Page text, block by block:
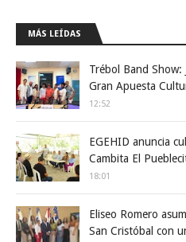
MÁS LEÍDAS
Trébol Band
Gran Apuesta
12:52
EGEHID anuncia
Cambita El
18:01
Eliseo Romero
San Cristóbal con